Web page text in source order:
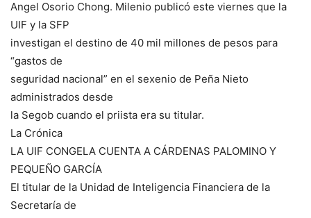
Angel Osorio Chong. Milenio publicó este viernes que la
UIF y la SFP
investigan el destino de 40 mil millones de pesos para
“gastos de
seguridad nacional” en el sexenio de Peña Nieto
administrados desde
la Segob cuando el priista era su titular.
La Crónica
LA UIF CONGELA CUENTA A CÁRDENAS PALOMINO Y
PEQUEÑO GARCÍA
El titular de la Unidad de Inteligencia Financiera de la
Secretaría de